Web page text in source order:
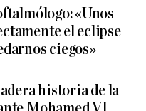
«Unos
el eclipse
ciegos»
historia de la